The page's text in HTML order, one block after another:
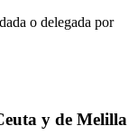
o delegada por
y de Melilla